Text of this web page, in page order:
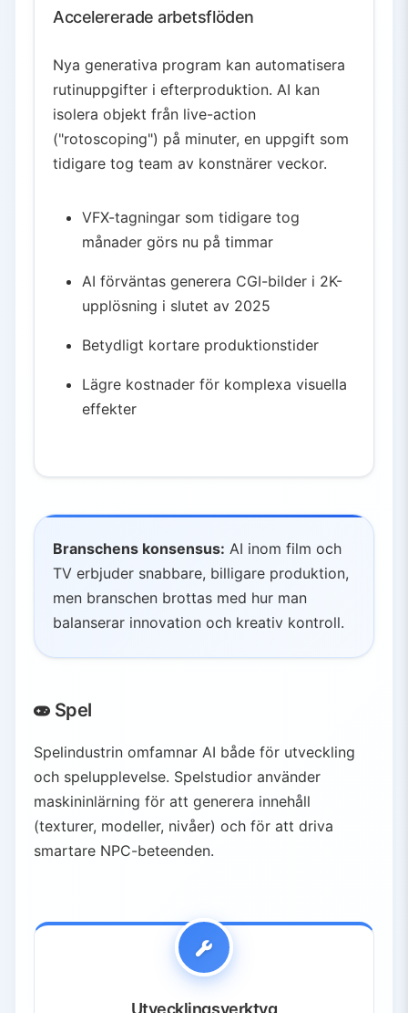
Accelererade arbetsflöden
Nya generativa program kan automatisera
rutinuppgifter i efterproduktion. AI kan
isolera objekt från live-action
("rotoscoping") på minuter, en uppgift som
tidigare tog team av konstnärer veckor.
VFX-tagningar som tidigare tog
månader görs nu på timmar
AI förväntas generera CGI-bilder i 2K-
upplösning i slutet av 2025
Betydligt kortare produktionstider
Lägre kostnader för komplexa visuella
effekter
Branschens konsensus: AI inom film och
TV erbjuder snabbare, billigare produktion,
men branschen brottas med hur man
balanserar innovation och kreativ kontroll.
Spel
Spelindustrin omfamnar AI både för utveckling
och spelupplevelse. Spelstudior använder
maskininlärning för att generera innehåll
(texturer, modeller, nivåer) och för att driva
smartare NPC-beteenden.